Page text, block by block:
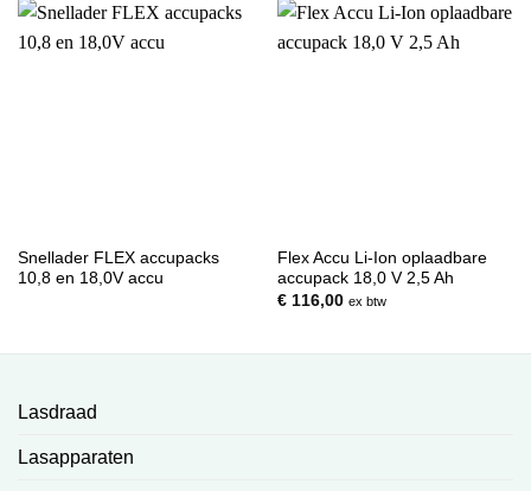
Snellader FLEX accupacks
10,8 en 18,0V accu
Flex Accu Li-Ion oplaadbare
accupack 18,0 V 2,5 Ah
€116,00 ex btw
Lasdraad
Lasapparaten